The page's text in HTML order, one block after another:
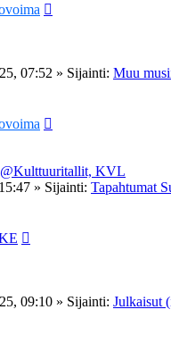
07:52 » Sijainti: Muu
KVL
» Sijainti: Tapahtumat
09:10 » Sijainti: Julkaisut